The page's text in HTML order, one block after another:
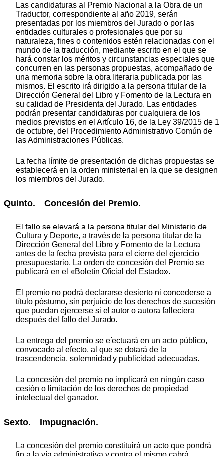
Las candidaturas al Premio Nacional a la Obra de un
Traductor, correspondiente al año 2019, serán
presentadas por los miembros del Jurado o por las
entidades culturales o profesionales que por su
naturaleza, fines o contenidos estén relacionadas con el
mundo de la traducción, mediante escrito en el que se
hará constar los méritos y circunstancias especiales que
concurren en las personas propuestas, acompañado de
una memoria sobre la obra literaria publicada por las
mismos. El escrito irá dirigido a la persona titular de la
Dirección General del Libro y Fomento de la Lectura en
su calidad de Presidenta del Jurado. Las entidades
podrán presentar candidaturas por cualquiera de los
medios previstos en el Artículo 16, de la Ley 39/2015 de 1
de octubre, del Procedimiento Administrativo Común de
las Administraciones Públicas.
La fecha límite de presentación de dichas propuestas se
establecerá en la orden ministerial en la que se designen
los miembros del Jurado.
Quinto. Concesión del Premio.
El fallo se elevará a la persona titular del Ministerio de
Cultura y Deporte, a través de la persona titular de la
Dirección General del Libro y Fomento de la Lectura
antes de la fecha prevista para el cierre del ejercicio
presupuestario. La orden de concesión del Premio se
publicará en el «Boletín Oficial del Estado».
El premio no podrá declararse desierto ni concederse a
título póstumo, sin perjuicio de los derechos de sucesión
que puedan ejercerse si el autor o autora falleciera
después del fallo del Jurado.
La entrega del premio se efectuará en un acto público,
convocado al efecto, al que se dotará de la
trascendencia, solemnidad y publicidad adecuadas.
La concesión del premio no implicará en ningún caso
cesión o limitación de los derechos de propiedad
intelectual del ganador.
Sexto. Impugnación.
La concesión del premio constituirá un acto que pondrá